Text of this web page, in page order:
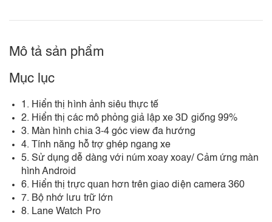
Mô tả sản phẩm
Mục lục
1. Hiển thị hình ảnh siêu thực tế
2. Hiển thị các mô phỏng giả lập xe 3D giống 99%
3. Màn hình chia 3-4 góc view đa hướng
4. Tính năng hỗ trợ ghép ngang xe
5. Sử dụng dễ dàng với núm xoay xoay/ Cảm ứng màn
hình Android
6. Hiển thị trực quan hơn trên giao diện camera 360
7. Bộ nhớ lưu trữ lớn
8. Lane Watch Pro